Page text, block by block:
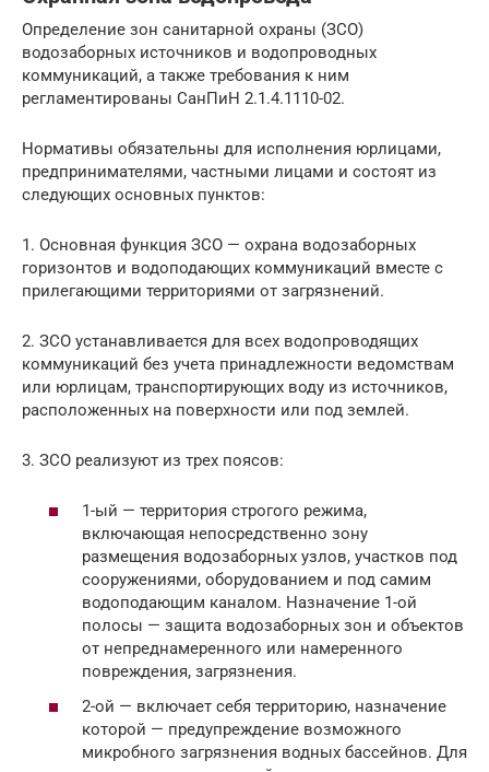
Определение зон санитарной охраны (ЗСО)
водозаборных источников и водопроводных
коммуникаций, а также требования к ним
регламентированы СанПиН 2.1.4.1110-02.
Нормативы обязательны для исполнения юрлицами,
предпринимателями, частными лицами и состоят из
следующих основных пунктов:
1. Основная функция ЗСО — охрана водозаборных
горизонтов и водоподающих коммуникаций вместе с
прилегающими территориями от загрязнений.
2. ЗСО устанавливается для всех водопроводящих
коммуникаций без учета принадлежности ведомствам
или юрлицам, транспортирующих воду из источников,
расположенных на поверхности или под землей.
3. ЗСО реализуют из трех поясов:
1-ый — территория строгого режима,
включающая непосредственно зону
размещения водозаборных узлов, участков под
сооружениями, оборудованием и под самим
водоподающим каналом. Назначение 1-ой
полосы — защита водозаборных зон и объектов
от непреднамеренного или намеренного
повреждения, загрязнения.
2-ой — включает себя территорию, назначение
которой — предупреждение возможного
микробного загрязнения водных бассейнов. Для